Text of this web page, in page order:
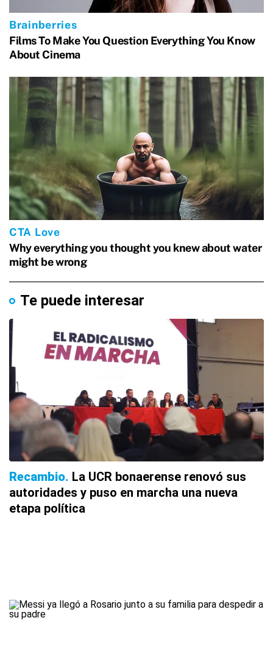
Te puede interesar
Recambio La UCR bonaerense renovó sus
autoridades y puso en marcha una nueva
etapa política